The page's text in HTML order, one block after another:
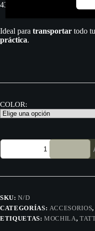
43,00
Ideal para transportar todo tu
práctica.
COLOR:
Mochila
departamentos
SKU:N/D
CATEGORÍAS: ACCESORIOS,
ETIQUETAS:MOCHILA,